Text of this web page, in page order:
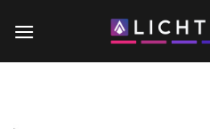
Inhalt